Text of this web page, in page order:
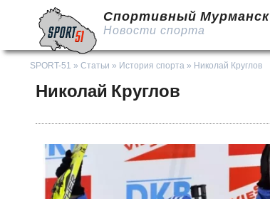
Спортивный Мурманск
Новости спорта
SPORT-51 » Статьи » История спорта » Николай Круглов
Николай Круглов